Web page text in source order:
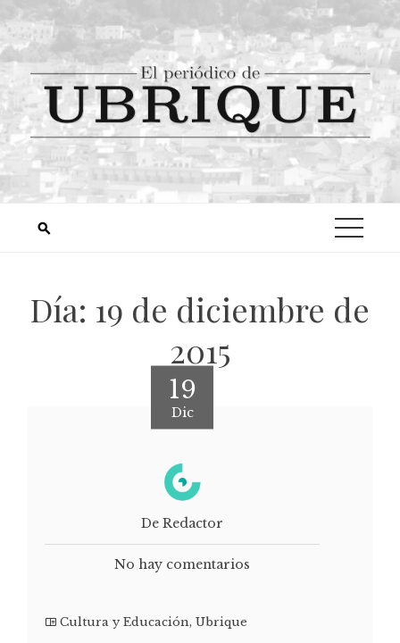
Día: 19 de diciembre de
2015
19
Dic
De Redactor
No hay comentarios
Cultura y Educación, Ubrique